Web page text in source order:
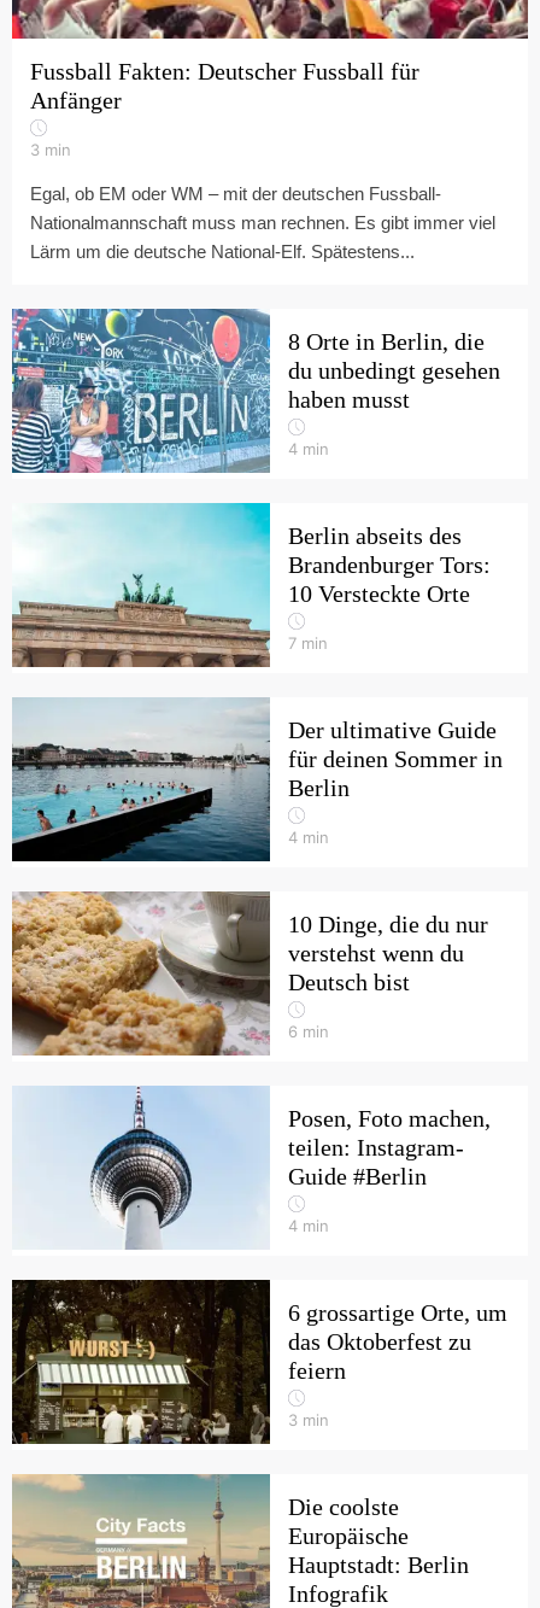
Fussball Fakten: Deutscher Fussball für
Anfänger
3 min
Egal, ob EM oder WM – mit der deutschen Fussball-
Nationalmannschaft muss man rechnen. Es gibt immer viel
Lärm um die deutsche National-Elf. Spätestens...
8 Orte in Berlin, die
du unbedingt gesehen
haben musst
4 min
Berlin abseits des
Brandenburger Tors:
10 Versteckte Orte
7 min
Der ultimative Guide
für deinen Sommer in
Berlin
4 min
10 Dinge, die du nur
verstehst wenn du
Deutsch bist
6 min
Posen, Foto machen,
teilen: Instagram-
Guide #Berlin
4 min
6 grossartige Orte, um
das Oktoberfest zu
feiern
3 min
Die coolste
Europäische
Hauptstadt: Berlin
Infografik